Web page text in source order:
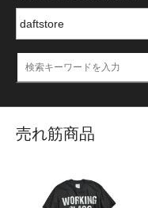
売れ筋商品